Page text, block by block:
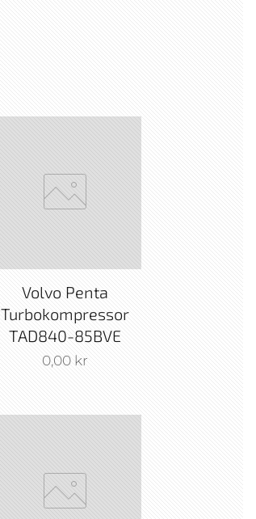
Volvo Penta
Turbokompressor
TAD840-85BVE
0,00kr